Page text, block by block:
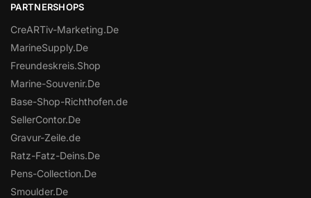
PARTNERSHOPS
CreARTiv-Marketing.De
MarineSupply.De
Freundeskreis.Shop
Marine-Souvenir.De
Base-Shop-Richthofen.de
SellerContor.De
Gravur-Zeile.de
Ratz-Fatz-Deins.De
Pens-Collection.De
Smoulder.De